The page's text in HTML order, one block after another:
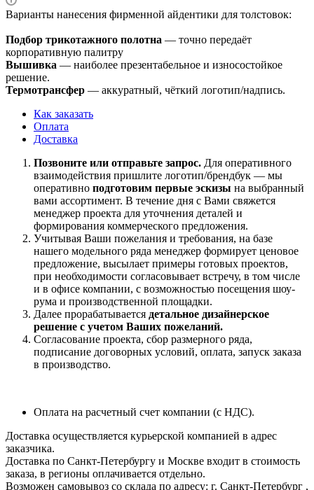
Варианты нанесения фирменной айдентики для толстовок:
Подбор трикотажного полотна — точно передаёт
корпоративную палитру
Вышивка — наиболее презентабельное и износостойкое
решение.
Термотрансфер — аккуратный, чёткий логотип/надпись.
Как заказать
Оплата
Доставка
Позвоните или отправьте запрос. Для оперативного
взаимодействия пришлите логотип/брендбук — мы
оперативно подготовим первые эскизы на выбранный
вами ассортимент. В течение дня с Вами свяжется
менеджер проекта для уточнения деталей и
формирования коммерческого предложения.
Учитывая Ваши пожелания и требования, на базе
нашего модельного ряда менеджер формирует ценовое
предложение, высылает примеры готовых проектов,
при необходимости согласовывает встречу, в том числе
и в офисе компании, с возможностью посещения шоу-
рума и производственной площадки.
Далее прорабатывается детальное дизайнерское
решение с учетом Ваших пожеланий.
Согласование проекта, сбор размерного ряда,
подписание договорных условий, оплата, запуск заказа
в производство.
Оплата на расчетный счет компании (с НДС).
Доставка осуществляется курьерской компанией в адрес
заказчика.
Доставка по Санкт-Петербургу и Москве входит в стоимость
заказа, в регионы оплачивается отдельно.
Возможен самовывоз со склада по адресу: г. Санкт-Петербург ,